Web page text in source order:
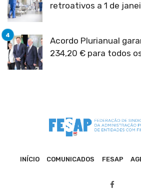
retroativos a 1 de
Acordo Plurianual
234,20 € para todos
INÍCIO COMUNICADOS FESAP